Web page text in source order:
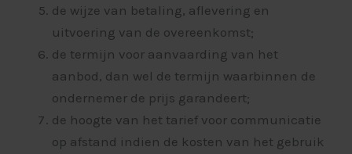
de wijze van betaling, aflevering en
uitvoering van de overeenkomst;
de termijn voor aanvaarding van het
aanbod, dan wel de termijn waarbinnen de
ondernemer de prijs garandeert;
de hoogte van het tarief voor communicatie
op afstand indien de kosten van het gebruik